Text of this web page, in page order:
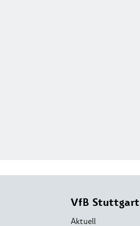
VfB Stuttgart
Aktuell